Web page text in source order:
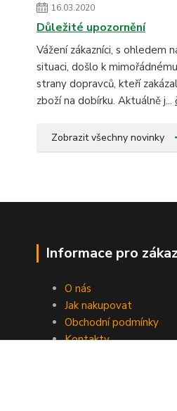
16.03.2020
Důležité upozornění
Vážení zákazníci, s ohledem
situaci, došlo k
strany dopravců, kteří
zboží na dobírku. Aktuálně j...
Zobrazit všechny novinky
Informace pro
O nás
Jak nakupovat
Obchodní podmínky
Kontakty